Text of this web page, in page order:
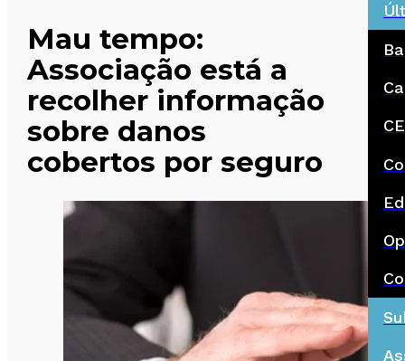
Mau tempo:
Associação está a
recolher informação
sobre danos
cobertos por seguro